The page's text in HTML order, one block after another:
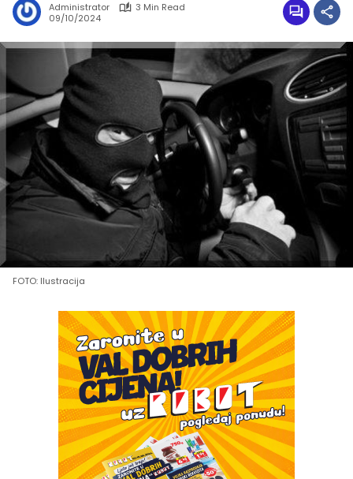
Administrator
3 Min Read
09/10/2024
FOTO: Ilustracija